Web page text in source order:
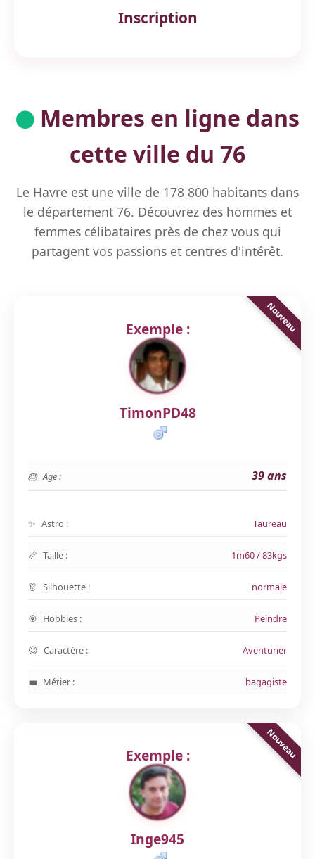
Inscription
Membres en ligne dans
cette ville du 76
Le Havre est une ville de 178 800 habitants dans
le département 76. Découvrez des hommes et
femmes célibataires près de chez vous qui
partagent vos passions et centres d'intérêt.
Exemple :
TimonPD48
Age : 39 ans
Astro : Taureau
Taille : 1m60 / 83kgs
Silhouette : normale
Hobbies : Peindre
Caractère : Aventurier
Métier : bagagiste
Exemple :
Inge945